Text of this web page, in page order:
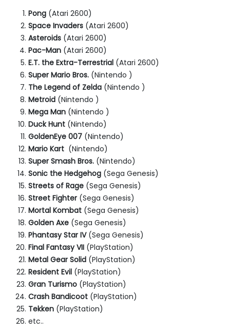
Pong (Atari 2600)
Space Invaders (Atari 2600)
Asteroids (Atari 2600)
Pac-Man (Atari 2600)
E.T. the Extra-Terrestrial (Atari 2600)
Super Mario Bros. (Nintendo )
The Legend of Zelda (Nintendo )
Metroid (Nintendo )
Mega Man (Nintendo )
Duck Hunt (Nintendo)
GoldenEye 007 (Nintendo)
Mario Kart (Nintendo)
Super Smash Bros. (Nintendo)
Sonic the Hedgehog (Sega Genesis)
Streets of Rage (Sega Genesis)
Street Fighter (Sega Genesis)
Mortal Kombat (Sega Genesis)
Golden Axe (Sega Genesis)
Phantasy Star IV(Sega Genesis)
Final Fantasy VII (PlayStation)
Metal Gear Solid (PlayStation)
Resident Evil (PlayStation)
Gran Turismo (PlayStation)
Crash Bandicoot (PlayStation)
Tekken (PlayStation)
etc..